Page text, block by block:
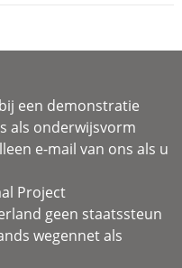
een demonstratie
als onderwijsvorm
e-mail van ons als u
Project
geen staatssteun
wegennet als